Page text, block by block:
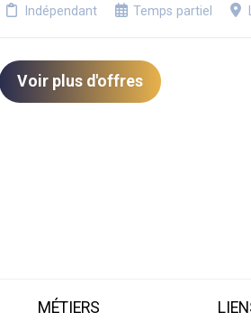
Indépendant Temps partiel
Voir plus d'offres
MÉTIERS